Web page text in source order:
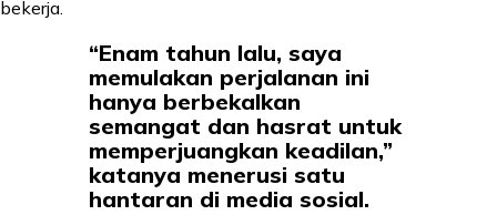
bekerja.
“Enam tahun lalu, saya
memulakan perjalanan ini
hanya berbekalkan
semangat dan hasrat untuk
memperjuangkan keadilan,”
katanya menerusi satu
hantaran di media sosial.